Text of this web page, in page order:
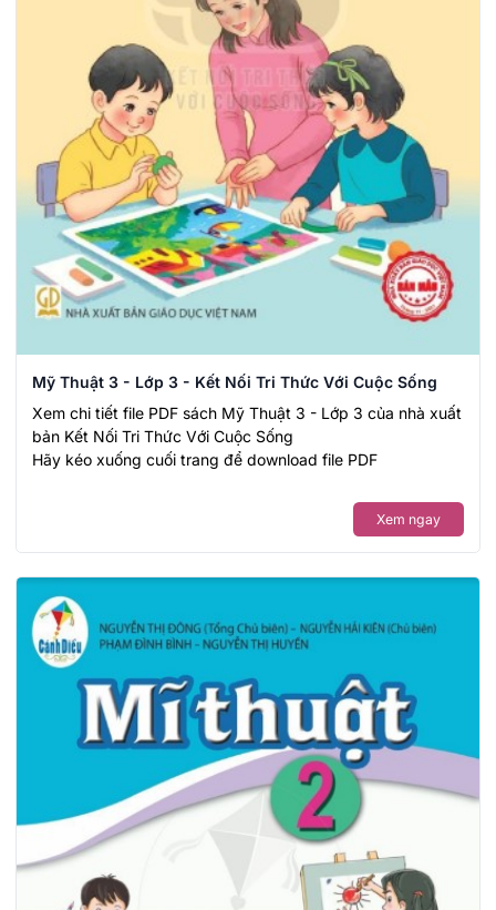
Mỹ Thuật 3 - Lớp 3 - Kết Nối Tri Thức Với Cuộc Sống
Xem chi tiết file PDF sách Mỹ Thuật 3 - Lớp 3 của nhà xuất
bản Kết Nối Tri Thức Với Cuộc Sống
Hãy kéo xuống cuối trang để download file PDF
Xem ngay